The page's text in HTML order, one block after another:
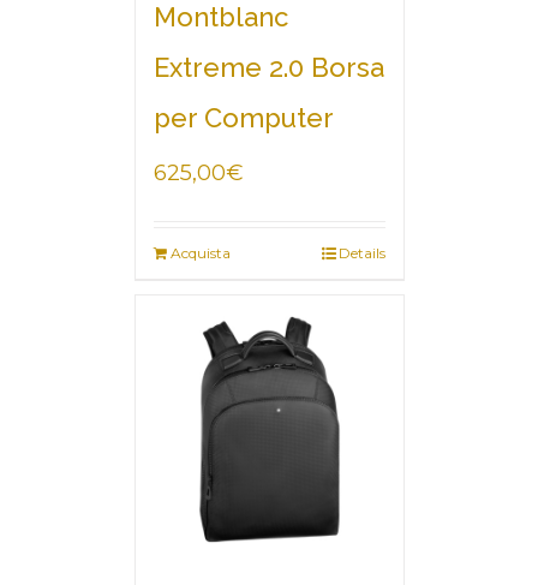
Montblanc
Extreme 2.0 Borsa
per Computer
625,00€
Acquista Details